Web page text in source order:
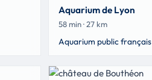
Aquarium de Lyon
58 min · 27 km
Aquarium public français